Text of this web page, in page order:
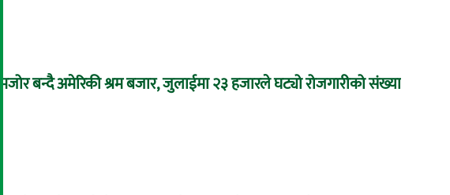
कमजोर बन्दै अमेरिकी श्रम बजार, जुलाईमा २३ हजारले घट्यो रोजगारीको संख्या